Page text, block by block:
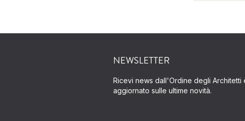
NEWSLETTER
Ricevi news dall'Ordine degli Architetti
aggiornato sulle ultime novità.